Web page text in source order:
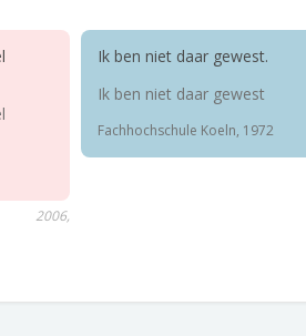
2006,
Ik ben niet daar gewest.
Ik ben niet daar gewest
Fachhochschule Koeln, 1972